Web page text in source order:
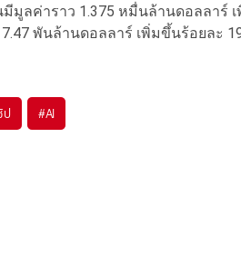
มูลค่าราว 1.375 หมื่นล้านดอลลาร์ เ
พันล้านดอลลาร์ เพิ่มขึ้นร้อยละ
ป #AI